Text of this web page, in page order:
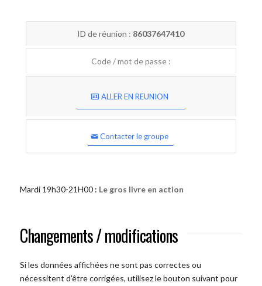
ID de réunion : 86037647410
Code / mot de passe :
ALLER EN REUNION
Contacter le groupe
Mardi 19h30-21H00 : Le gros livre en action
Changements / modifications
Si les données affichées ne sont pas correctes ou
nécessitent d'être corrigées, utilisez le bouton suivant pour